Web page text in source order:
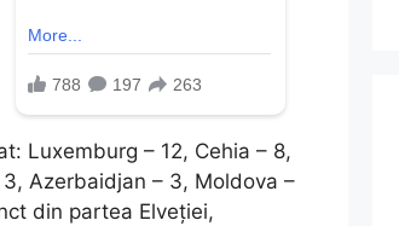
Luxemburg – 12, Cehia – 8,
Azerbaidjan – 3, Moldova –
din partea Elveției,